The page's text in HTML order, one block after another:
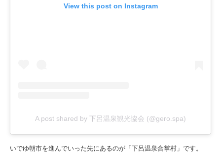
View this post on Instagram
A post shared by 下呂温泉観光協会 (@gero.spa)
いでゆ朝市を進んでいった先にあるのが「下呂温泉合掌村」です。